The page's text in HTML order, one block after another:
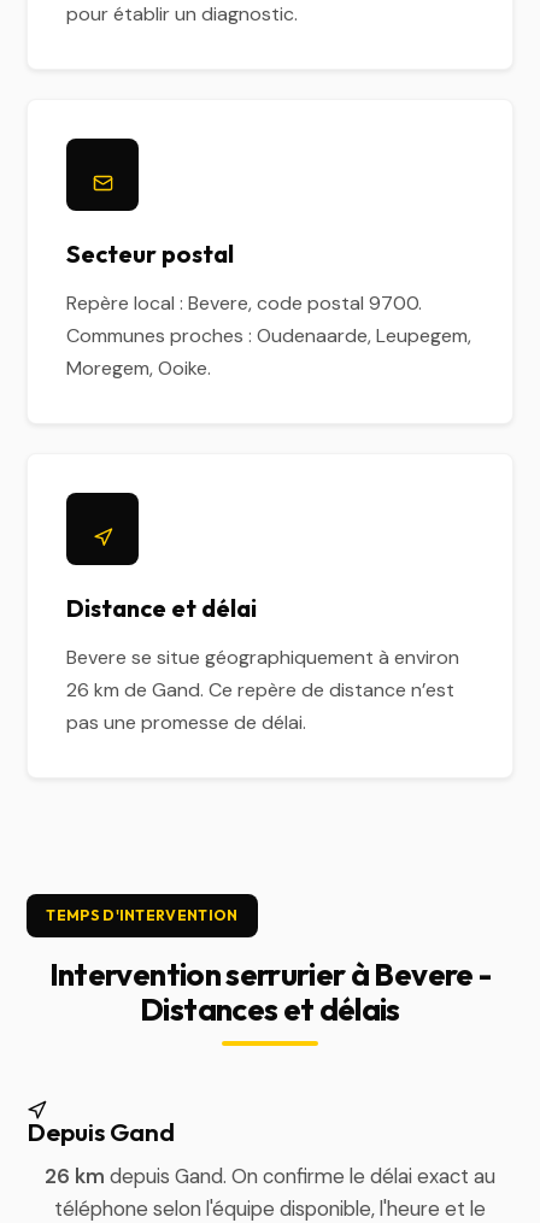
pour établir un diagnostic.
Secteur postal
Repère local : Bevere, code postal 9700.
Communes proches : Oudenaarde, Leupegem,
Moregem, Ooike.
Distance et délai
Bevere se situe géographiquement à environ
26 km de Gand. Ce repère de distance n’est
pas une promesse de délai.
TEMPS D'INTERVENTION
Intervention serrurier à Bevere -
Distances et délais
Depuis Gand
26 km depuis Gand. On confirme le délai exact au
téléphone selon l'équipe disponible, l'heure et le